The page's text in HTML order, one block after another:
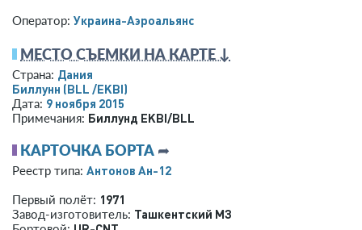
Оператор: Украина-Аэроальянс
МЕСТО СЪЕМКИ НА КАРТЕ ↓
Страна: Дания
Биллунн (BLL /EKBI)
Дата: 9 ноября 2015
Примечания: Биллунд EKBI/BLL
КАРТОЧКА БОРТА ➦
Реестр типа: Антонов Ан-12
Первый полёт: 1971
Завод-изготовитель: Ташкентский МЗ